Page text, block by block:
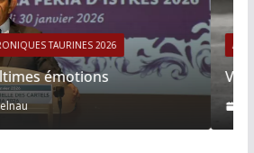
TAURINES CHRONIQUES TAURINES 2026
Hernández : le courage immobile
2026 Tertulias